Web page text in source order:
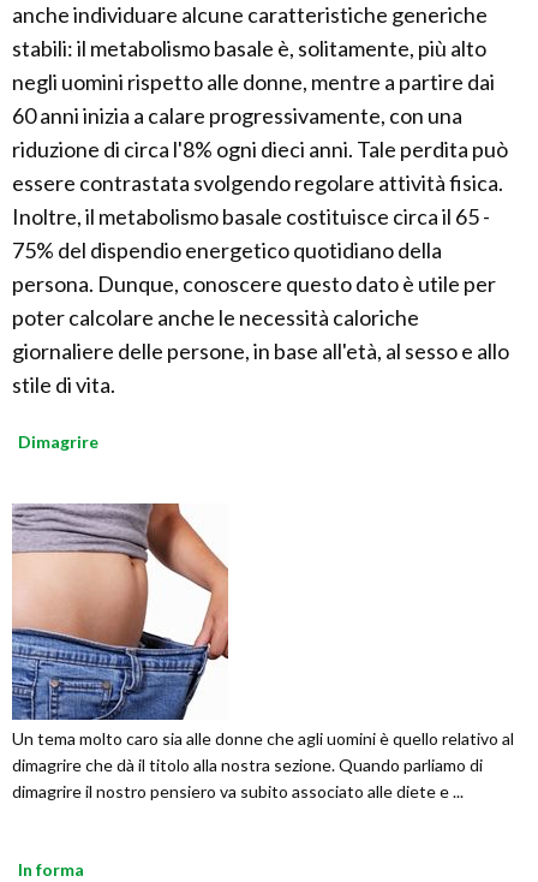
anche individuare alcune caratteristiche generiche
stabili: il metabolismo basale è, solitamente, più alto
negli uomini rispetto alle donne, mentre a partire dai
60 anni inizia a calare progressivamente, con una
riduzione di circa l'8% ogni dieci anni. Tale perdita può
essere contrastata svolgendo regolare attività fisica.
Inoltre, il metabolismo basale costituisce circa il 65 -
75% del dispendio energetico quotidiano della
persona. Dunque, conoscere questo dato è utile per
poter calcolare anche le necessità caloriche
giornaliere delle persone, in base all'età, al sesso e allo
stile di vita.
Dimagrire
Un tema molto caro sia alle donne che agli uomini è quello relativo al
dimagrire che dà il titolo alla nostra sezione. Quando parliamo di
dimagrire il nostro pensiero va subito associato alle diete e ...
In forma